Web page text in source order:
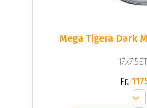
Mega Tigera Dark
Fr.